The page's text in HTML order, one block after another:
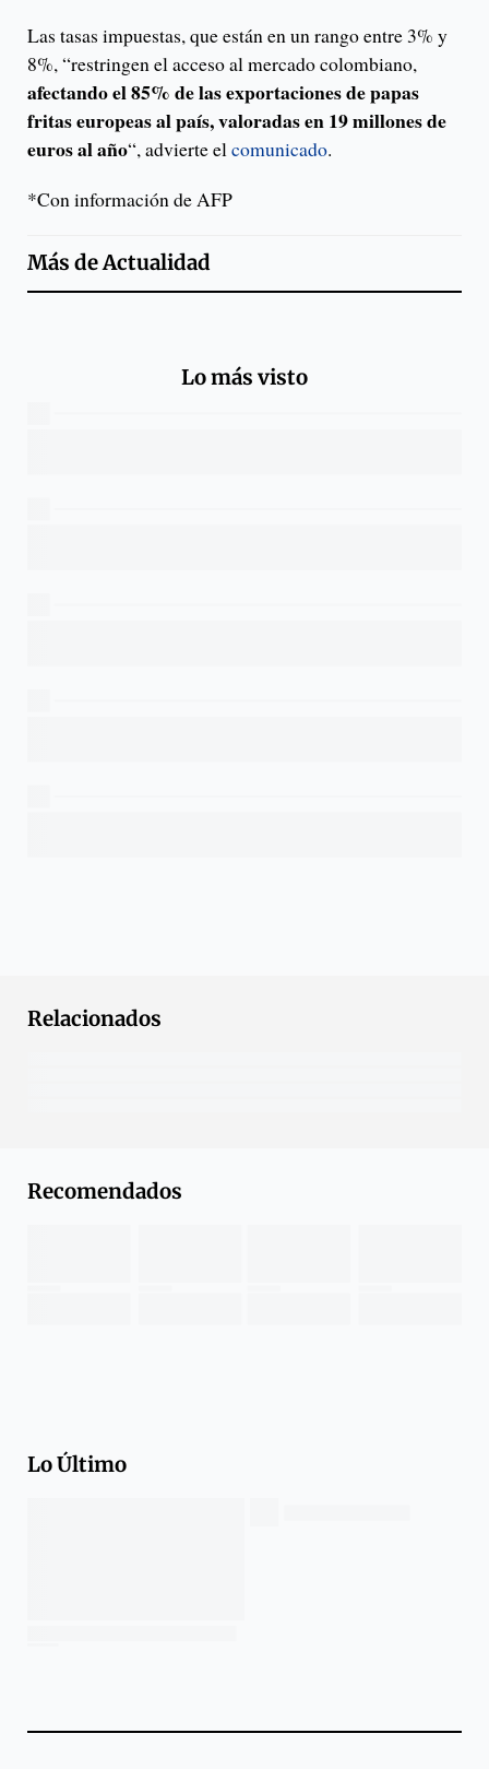
Las tasas impuestas, que están en un rango entre 3% y
8%, “restringen el acceso al mercado colombiano,
afectando el 85% de las exportaciones de papas
fritas europeas al país, valoradas en 19 millones de
euros al año“, advierte elcomunicado.
*Con información de AFP
Más deActualidad
Lo más visto
Relacionados
Recomendados
Lo Último